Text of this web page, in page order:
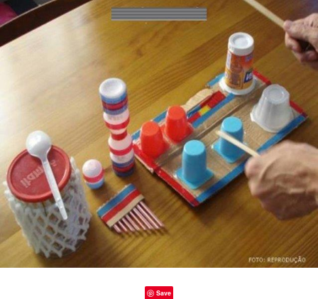
Save